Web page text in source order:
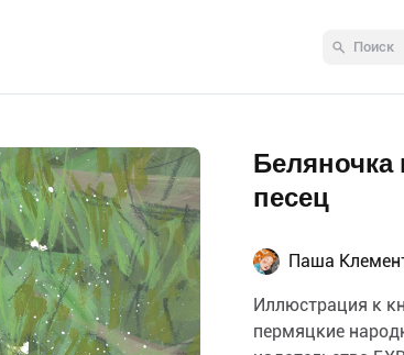
песец
Паша
Иллюстрация к
пермяцкие